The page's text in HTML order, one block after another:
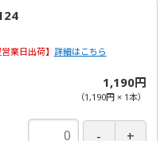
業日出荷】 詳細はこちら
1,190円
（1,190円× 1本）